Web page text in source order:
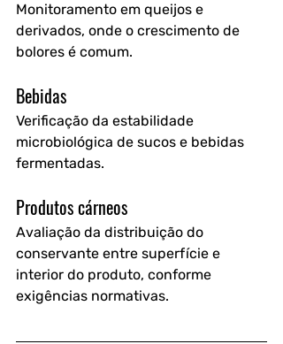
Monitoramento em queijos e
derivados, onde o crescimento de
bolores é comum.
Bebidas
Verificação da estabilidade
microbiológica de sucos e bebidas
fermentadas.
Produtos cárneos
Avaliação da distribuição do
conservante entre superfície e
interior do produto, conforme
exigências normativas.